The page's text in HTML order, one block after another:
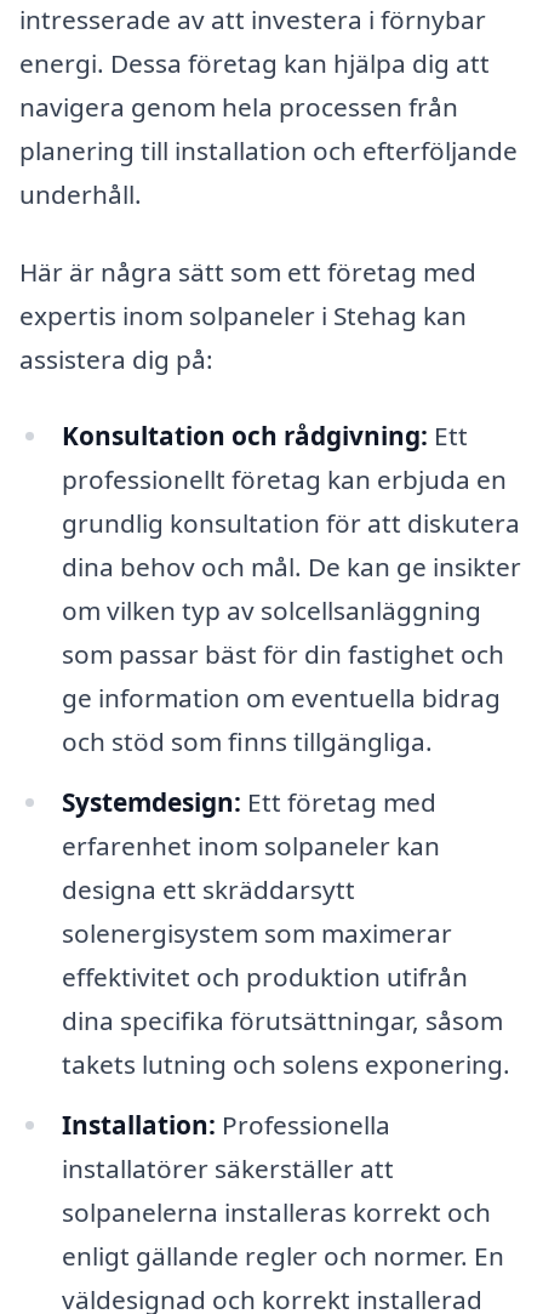
intresserade av att investera i förnybar
energi. Dessa företag kan hjälpa dig att
navigera genom hela processen från
planering till installation och efterföljande
underhåll.
Här är några sätt som ett företag med
expertis inom solpaneler i Stehag kan
assistera dig på:
Konsultation och rådgivning: Ett
professionellt företag kan erbjuda en
grundlig konsultation för att diskutera
dina behov och mål. De kan ge insikter
om vilken typ av solcellsanläggning
som passar bäst för din fastighet och
ge information om eventuella bidrag
och stöd som finns tillgängliga.
Systemdesign: Ett företag med
erfarenhet inom solpaneler kan
designa ett skräddarsytt
solenergisystem som maximerar
effektivitet och produktion utifrån
dina specifika förutsättningar, såsom
takets lutning och solens exponering.
Installation: Professionella
installatörer säkerställer att
solpanelerna installeras korrekt och
enligt gällande regler och normer. En
väldesignad och korrekt installerad